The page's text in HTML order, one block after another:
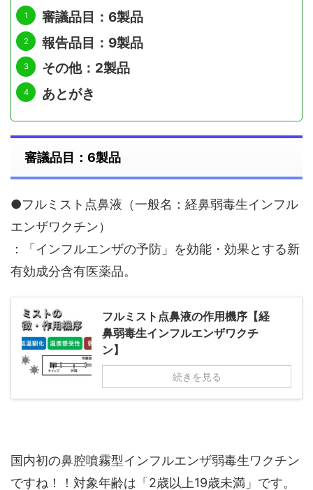
審議品目：6製品
報告品目：9製品
その他：2製品
あとがき
審議品目：6製品
●フルミスト点鼻液（一般名：経鼻弱毒生インフル
エンザワクチン）
：「インフルエンザの予防」を効能・効果とする新
有効成分含有医薬品。
フルミスト点鼻液の作用機序【経
鼻弱毒生インフルエンザワクチ
ン】
続きを見る
国内初の鼻腔噴霧型インフルエンザ弱毒生ワクチン
ですね！！対象年齢は「2歳以上19歳未満」です。